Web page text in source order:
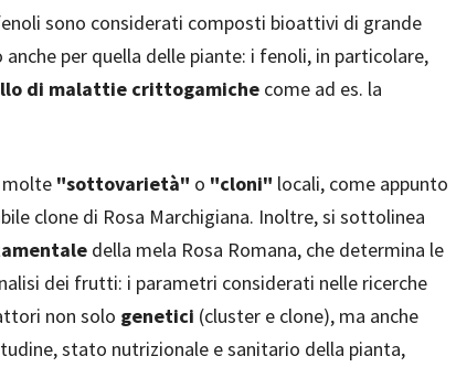
sono considerati composti bioattivi di grande
per quella delle piante: i fenoli, in particolare,
di malattie crittogamiche come ad es. la
molte "sottovarietà" o "cloni" locali, come appunto
clone di Rosa Marchigiana. Inoltre, si sottolinea
della mela Rosa Romana, che determina le
dei frutti: i parametri considerati nelle ricerche
non solo genetici (cluster e clone), ma anche
stato nutrizionale e sanitario della pianta,